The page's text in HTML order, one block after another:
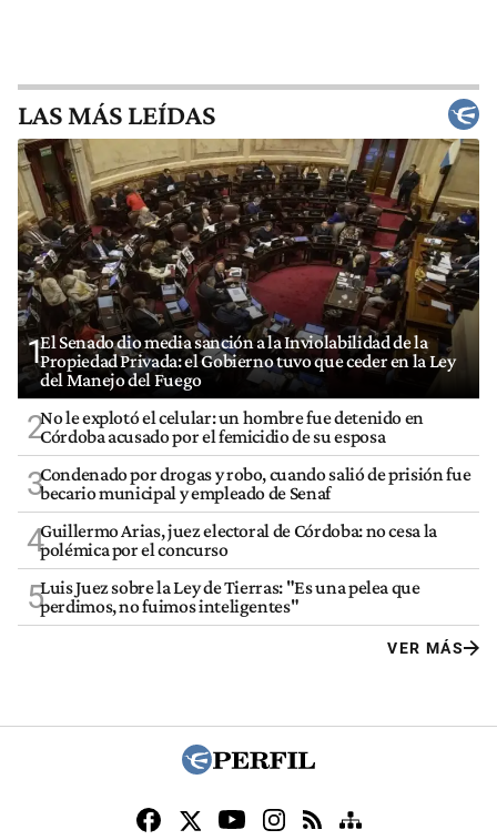
LAS MÁS LEÍDAS
1El Senado dio media sanción a la Inviolabilidad de la
Propiedad Privada: el Gobierno tuvo que ceder en la Ley
del Manejo del Fuego
2No le explotó el celular: un hombre fue detenido en
Córdoba acusado por el femicidio de su esposa
3Condenado por drogas y robo, cuando salió de prisión fue
becario municipal y empleado de Senaf
4Guillermo Arias, juez electoral de Córdoba: no cesa la
polémica por el concurso
5Luis Juez sobre la Ley de Tierras: "Es una pelea que
perdimos, no fuimos inteligentes"
VER MÁS